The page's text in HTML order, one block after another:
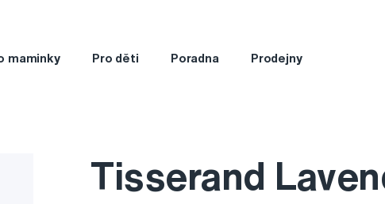
maminky Pro děti Poradna Prodejny
Tisserand